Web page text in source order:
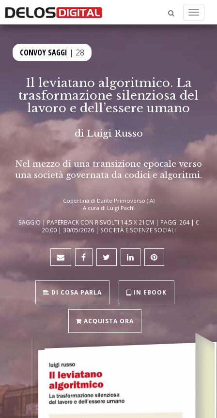
Menu
CONVOY SAGGI | 28
Il leviatano algoritmico. La
trasformazione silenziosa del
lavoro e dell’essere umano
di Luigi Russo
Nel mezzo di una transizione epocale verso
una società governata da codici e algoritmi.
Copertina di Dante Primoverso (IA)
A cura di Luigi Pachì
SAGGIO | PAPERBACK CON RISVOLTI 14,5 X 21CM | PAGG. 264 | €
20,00 | 30/05/2026 | SOCIETÀ E SCIENZE SOCIALI
DI COSA PARLA IN EBOOK
ACQUISTA ORA